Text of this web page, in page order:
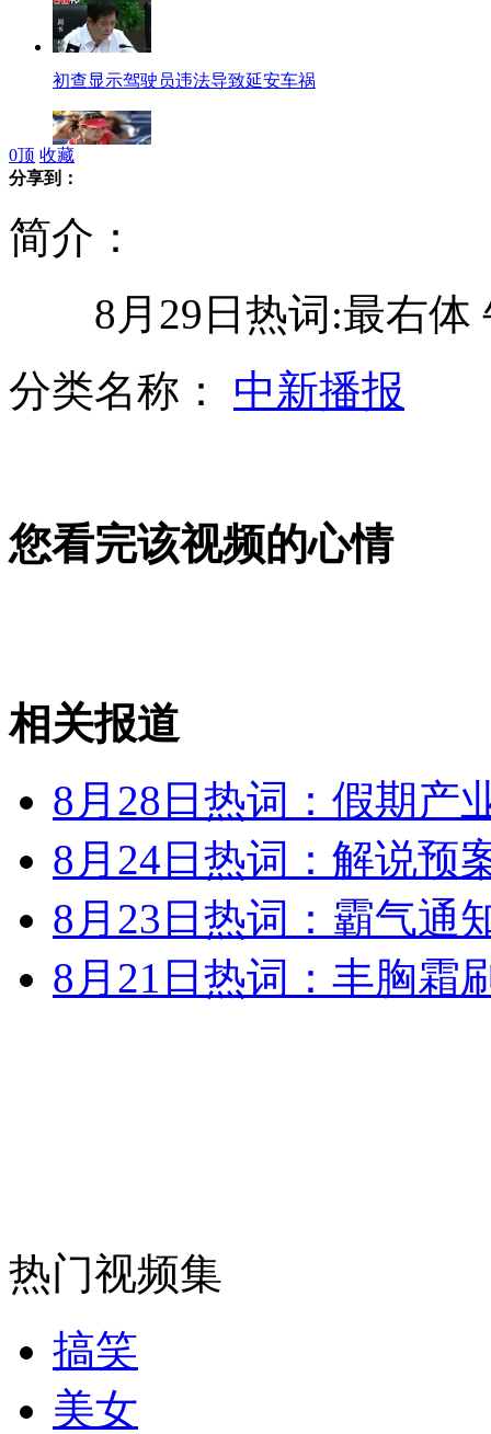
初查显示驾驶员违法导致延安车祸
实拍菜市场大姐大秀“菜场舞”
新生儿资料从卫生系统内部泄漏
山西运城恶犬咬伤多人 警民合力深夜将其击毙
女孩北京地铁殴打老人 痛下狠手拳打脚踢
安徽一实载49人客车翻车
走！跟着总书记去植树
0顶 收藏
分享到：
简介：
8月29日热词:最右体
分类名称： 中新播报
您看完该视频的心情
相关报道
8月28日热词：假期产
8月24日热词：解说预
8月23日热词：霸气通
8月21日热词：丰胸霜
热门视频集
搞笑
美女